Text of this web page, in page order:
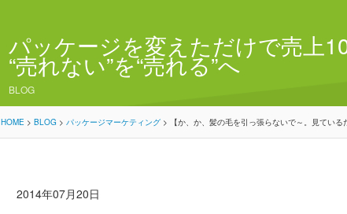
パッケージを変えただけで売上
“売れない”を“売れる”へ
BLOG
HOME > BLOG > パッケージマーケティング > 【か、か、髪の毛を引っ張らないで～。見てい
2014年07月20日